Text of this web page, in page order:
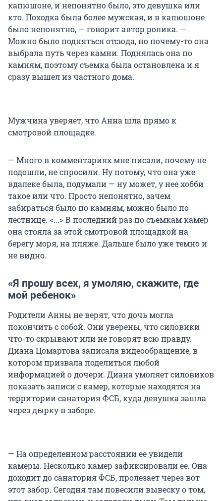
капюшоне, и непонятно было, это девушка или
кто. Походка была более мужская, и в капюшоне
было непонятно, — говорит автор ролика. —
Можно было подняться отсюда, но почему-то она
выбрала путь через камни. Поднялась она по
камням, поэтому съемка была остановлена и я
сразу вышел из частного дома.
Мужчина уверяет, что Анна шла прямо к
смотровой площадке.
— Много в комментариях мне писали, почему не
подошли, не спросили. Ну потому, что она уже
вдалеке была, подумали — ну может, у нее хобби
такое или что. Просто непонятно, зачем
забираться было по камням, можно было по
лестнице. <...> В последний раз по съемкам камер
она стояла за этой смотровой площадкой на
берегу моря, на пляже. Дальше было уже темно и
не видно.
«Я прошу всех, я умоляю, скажите, где
мой ребенок»
Родители Анны не верят, что дочь могла
покончить с собой. Они уверены, что силовики
что-то скрывают или не говорят всю правду.
Диана Цомартова записала видеообращение, в
котором призвала поделиться любой
информацией о дочери. Диана умоляет силовиков
показать записи с камер, которые находятся на
территории санатория ФСБ, куда девушка зашла
через дырку в заборе.
— На определенном расстоянии ее увидели
камеры. Несколько камер зафиксировали ее. Она
доходит до санатория ФСБ, пролезает через вот
этот забор. Сегодня там повесили вывеску о том,